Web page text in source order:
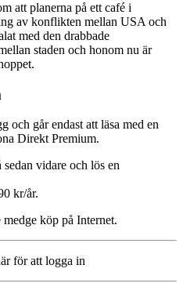
att planerna på ett café i
av konflikten mellan USA och
med den drabbade
staden och honom nu är
och går endast att läsa med en
Direkt Premium.
vidare och lös en
kr/år.
köp på Internet.
för att logga in